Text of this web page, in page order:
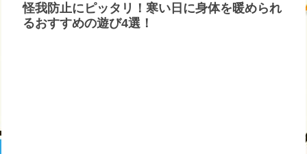
怪我防止にピッタリ！寒い日に身体を暖められ
るおすすめの遊び4選！